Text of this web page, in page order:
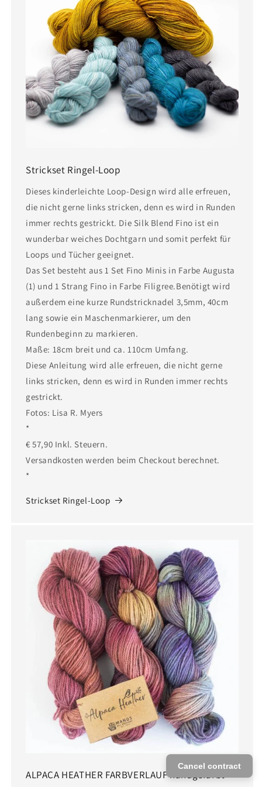
Strickset Ringel-Loop
Dieses kinderleichte Loop-Design wird alle erfreuen,
die nicht gerne links stricken, denn es wird in Runden
immer rechts gestrickt. Die Silk Blend Fino ist ein
wunderbar weiches Dochtgarn und somit perfekt für
Loops und Tücher geeignet.
Das Set besteht aus 1 Set Fino Minis in Farbe Augusta
(1) und 1 Strang Fino in Farbe Filigree.Benötigt wird
außerdem eine kurze Rundstricknadel 3,5mm, 40cm
lang sowie ein Maschenmarkierer, um den
Rundenbeginn zu markieren.
Maße: 18cm breit und ca. 110cm Umfang.
Diese Anleitung wird alle erfreuen, die nicht gerne
links stricken, denn es wird in Runden immer rechts
gestrickt.
Fotos: Lisa R. Myers
*
€ 57,90 Inkl. Steuern.
Versandkosten werden beim Checkout berechnet.
*
Strickset Ringel-Loop
ALPACA HEATHER FARBVERLAUF handgefärbt
Cancel contract